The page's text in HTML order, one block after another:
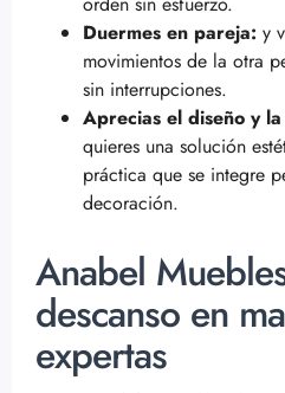
Duermes en pareja: y
movimientos de la otra
sin interrupciones.
Aprecias el diseño y
quieres una solución
práctica que se integre
decoración.
Anabel
descanso en
expertas